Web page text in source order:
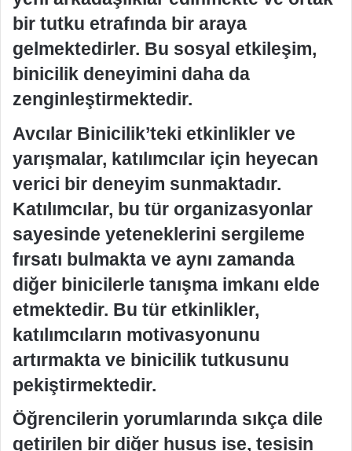
bir tutku etrafında bir araya
gelmektedirler. Bu sosyal etkileşim,
binicilik deneyimini daha da
zenginleştirmektedir.
Avcılar Binicilik’teki etkinlikler ve
yarışmalar, katılımcılar için heyecan
verici bir deneyim sunmaktadır.
Katılımcılar, bu tür organizasyonlar
sayesinde yeteneklerini sergileme
fırsatı bulmakta ve aynı zamanda
diğer binicilerle tanışma imkanı elde
etmektedir. Bu tür etkinlikler,
katılımcıların motivasyonunu
artırmakta ve binicilik tutkusunu
pekiştirmektedir.
Öğrencilerin yorumlarında sıkça dile
getirilen bir diğer husus ise, tesisin